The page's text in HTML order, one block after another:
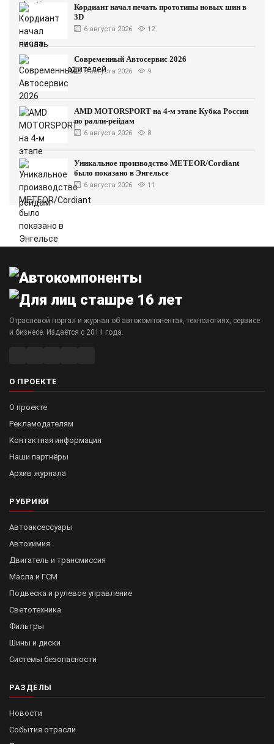
Кордиант начал печать прототипы новых шин в
3D
6 августа 2026 12
Современный Автосервис 2026
6 августа 2026 9
AMD MOTORSPORT на 4-м этапе Кубка России
по ралли-рейдам
6 августа 2026 8
Уникальное производство METEOR/Cordiant
было показано в Энгельсе
6 августа 2026 11
Отраслевой портал и журнал об автокомпонентах, технологиях, сервисе
и бизнесе. Издаётся с 2011 года.
О ПРОЕКТЕ
О проекте
Рекламодателям
Контактная информация
Наши партнёры
Архив журнала
РУБРИКИ
Автоаксессуары
Автохимия
Двигатель и трансмиссия
Масла и ГСМ
Подвеска и рулевое управление
Светотехника
Фильтры
Шины и диски
Системы безопасности
РАЗДЕЛЫ
Новости
События отрасли